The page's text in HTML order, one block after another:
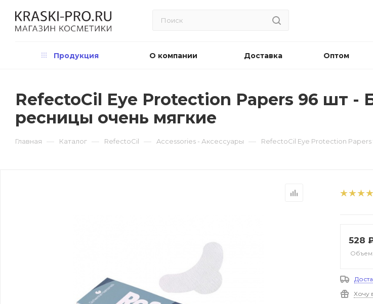
Продукция О компании Доставка Оптом
RefectoCil Eye Protection Papers 96 шт
ресницы очень мягкие
Главная — Каталог — RefectoCil — Accessories - Аксессуары — RefectoCil Eye Protection
528
Объем:
Хочу